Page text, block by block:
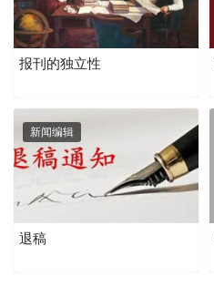
报刊的独立性
新闻编辑
退稿